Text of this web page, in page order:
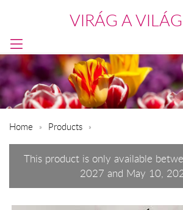
VIRÁG A
Home Products
This product is only available
2027 and May 10,